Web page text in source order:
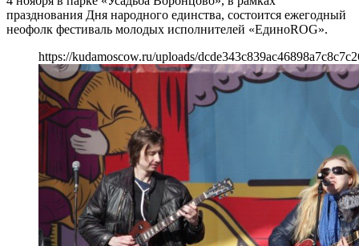
празднования Дня народного единства, состоится ежегодный
неофолк фестиваль молодых исполнителей «ЕдиноROG».
https://kudamoscow.ru/uploads/